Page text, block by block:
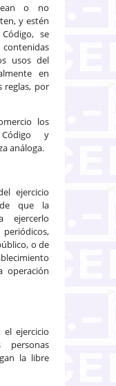
o no
y estén
se
usos del
en
reglas, por
los
y
análoga.
ejercicio
que la
ejercerlo
o de
operación
el ejercicio
la libre